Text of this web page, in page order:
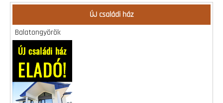
ÚJ családi ház
Balatongyörök